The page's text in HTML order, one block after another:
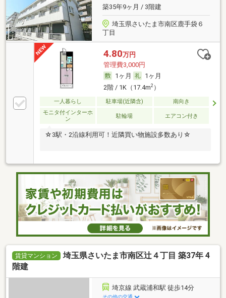
築35年9ヶ月 / 3階建
埼玉県さいたま市南区鹿手袋６
丁目
4.80万円
管理費3,000円
1ヶ月
1ヶ月
2階 / 1K（17.4m2）
一人暮らし 駐車場(近隣含)
南向き
モニタ付インターホ
ン
駐輪場 エアコン付き
☆3駅・2沿線利用可！近隣買い物施設多数あり☆
賃貸マンション
埼玉県さいたま市南区辻４丁目 築37年 4
階建
埼京線 武蔵浦和駅 徒歩14分
その他の交通